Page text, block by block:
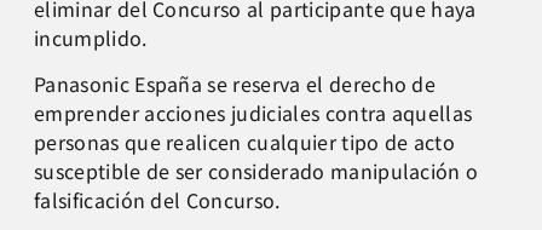
eliminar del Concurso al participante que haya
incumplido.
Panasonic España se reserva el derecho de
emprender acciones judiciales contra aquellas
personas que realicen cualquier tipo de acto
susceptible de ser considerado manipulación o
falsificación del Concurso.